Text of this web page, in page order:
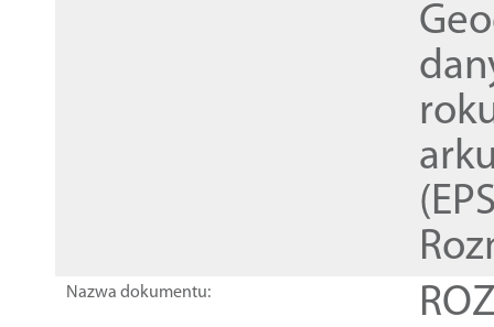
Nazwa dokumentu: